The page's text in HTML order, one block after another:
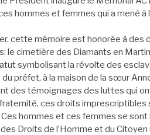
hommes et femmes qui a mené à
cette mémoire est honorée à
le cimetière des Diamants en
symbolisant la révolte des
du préfet, à la maison de la sœur
des témoignages des luttes qui
ces droits imprescriptibles
Ces hommes et ces femmes se
Droits de l’Homme et du